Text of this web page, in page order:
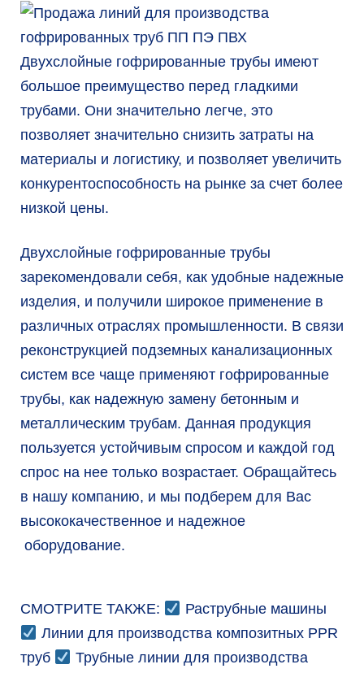
Двухслойные гофрированные трубы имеют
большое преимущество перед гладкими
трубами. Они значительно легче, это
позволяет значительно снизить затраты на
материалы и логистику, и позволяет увеличить
конкурентоспособность на рынке за счет более
низкой цены.
Двухслойные гофрированные трубы
зарекомендовали себя, как удобные надежные
изделия, и получили широкое применение в
различных отраслях промышленности. В связи
реконструкцией подземных канализационных
систем все чаще применяют гофрированные
трубы, как надежную замену бетонным и
металлическим трубам. Данная продукция
пользуется устойчивым спросом и каждой год
спрос на нее только возрастает. Обращайтесь
в нашу компанию, и мы подберем для Вас
высококачественное и надежное
оборудование.
СМОТРИТЕ ТАКЖЕ:
Раструбные машины
Линии для производства композитных PPR
труб
Трубные линии для производства